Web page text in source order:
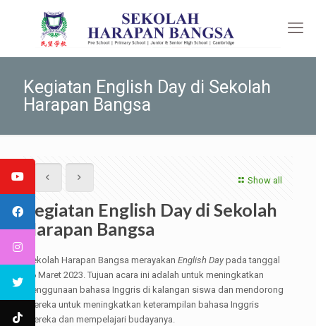
Kegiatan English Day di Sekolah
Harapan Bangsa
Show all
Kegiatan English Day di Sekolah
Harapan Bangsa
Sekolah Harapan Bangsa merayakan English Daypada tanggal
16 Maret 2023. Tujuan acara ini adalah untuk meningkatkan
penggunaan bahasa Inggris di kalangan siswa dan mendorong
mereka untuk meningkatkan keterampilan bahasa Inggris
mereka dan mempelajari budayanya.